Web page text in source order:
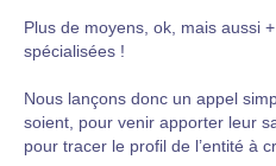
Plus de moyens, ok, mais aussi
spécialisées !
Nous lançons donc un appel
soient, pour venir apporter leur
pour tracer le profil de l’entité à